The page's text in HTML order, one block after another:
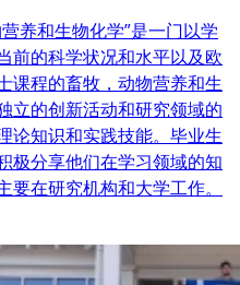
养和生物化学”是一门以学
前的科学状况和水平以及欧
课程的畜牧，动物营养和生
立的创新活动和研究领域的
论知识和实践技能。毕业生
极分享他们在学习领域的知
在研究机构和大学工作。